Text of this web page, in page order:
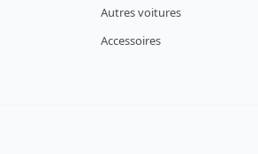
Autres voitures
Accessoires